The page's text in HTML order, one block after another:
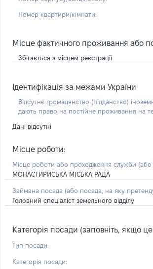
Номер квартири/кімнати:
Місце фактичного проживання або
Збігається з місцем реєстрації
Ідентифікація за межами України
Відсутнє громадянство (підданство)
дають право на постійне проживання на
Дані відсутні
Місце роботи:
Місце роботи або проходження служби (або
МОНАСТИРИСЬКА МІСЬКА РАДА
Займана посада (або посада, на яку
Головний спеціаліст земельного відділу
Категорія посади (заповніть, якщо
Тип посади:
Категорія посади: